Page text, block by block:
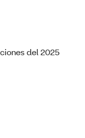
del 2025